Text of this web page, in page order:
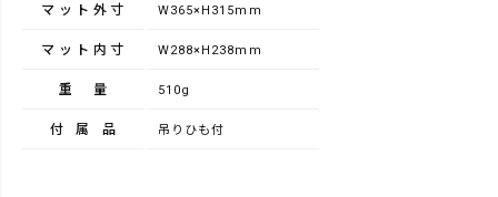
マット外寸 W365×H315mm
マット内寸 W288×H238mm
重量 510g
付属品 吊りひも付